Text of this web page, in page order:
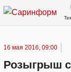
16 мая 2016, 09:00
Розыгрыш